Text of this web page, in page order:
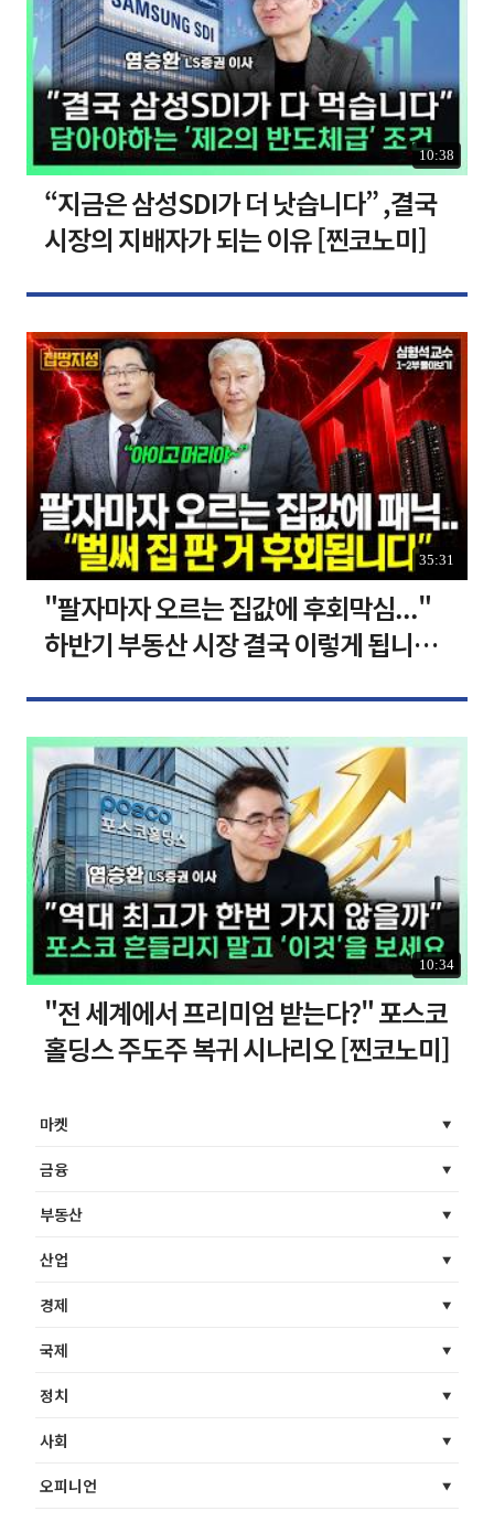
10:38
“지금은 삼성SDI가 더 낫습니다” ,결국
시장의 지배자가 되는 이유 [찐코노미]
35:31
"팔자마자 오르는 집값에 후회막심..."
하반기 부동산 시장 결국 이렇게 됩니다 I
10:34
"전 세계에서 프리미엄 받는다?" 포스코
홀딩스 주도주 복귀 시나리오 [찐코노미]
마켓
금융
부동산
산업
경제
국제
정치
사회
오피니언